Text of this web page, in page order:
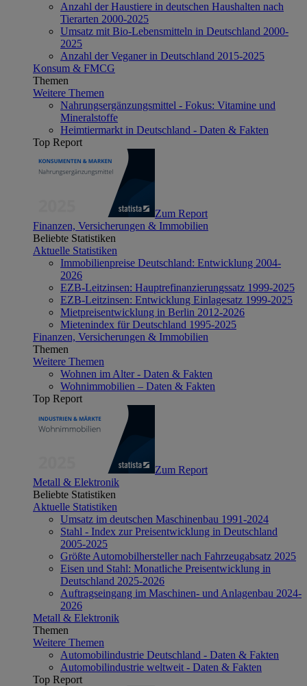
Anzahl der Haustiere in deutschen Haushalten nach
Tierarten 2000-2025
Umsatz mit Bio-Lebensmitteln in Deutschland 2000-
2025
Anzahl der Veganer in Deutschland 2015-2025
Konsum & FMCG
Themen
Weitere Themen
Nahrungsergänzungsmittel - Fokus: Vitamine und
Mineralstoffe
Heimtiermarkt in Deutschland - Daten & Fakten
Top Report
Zum Report
Finanzen, Versicherungen & Immobilien
Beliebte Statistiken
Aktuelle Statistiken
Immobilienpreise Deutschland: Entwicklung 2004-
2026
EZB-Leitzinsen: Hauptrefinanzierungssatz 1999-2025
EZB-Leitzinsen: Entwicklung Einlagesatz 1999-2025
Mietpreisentwicklung in Berlin 2012-2026
Mietenindex für Deutschland 1995-2025
Finanzen, Versicherungen & Immobilien
Themen
Weitere Themen
Wohnen im Alter - Daten & Fakten
Wohnimmobilien – Daten & Fakten
Top Report
Zum Report
Metall & Elektronik
Beliebte Statistiken
Aktuelle Statistiken
Umsatz im deutschen Maschinenbau 1991-2024
Stahl - Index zur Preisentwicklung in Deutschland
2005-2025
Größte Automobilhersteller nach Fahrzeugabsatz 2025
Eisen und Stahl: Monatliche Preisentwicklung in
Deutschland 2025-2026
Auftragseingang im Maschinen- und Anlagenbau 2024-
2026
Metall & Elektronik
Themen
Weitere Themen
Automobilindustrie Deutschland - Daten & Fakten
Automobilindustrie weltweit - Daten & Fakten
Top Report